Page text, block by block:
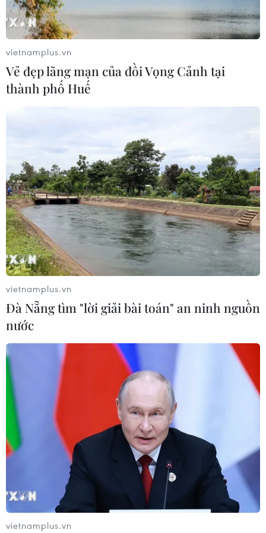
06/08/2026 12:58
Mảnh vỡ tên lửa SpaceX va chạm Mặt
Trăng, dấy lên lo ngại về rác thải vũ
trụ
Lần đầu tiên chụp được bề mặt Mặt
Trời với độ nét chưa từng có
06/08/2026 09:41
Ca vi phẫu ghép da đầu hiếm gặp
giúp bé gái phục hồi sau 10 năm
06/08/2026 07:15
Việt Nam hướng tới làm
chủ 10 công nghệ lõi vào năm 2030
06/08/2026 04:38
Việt Nam và Lào thúc đẩy hợp tác
khoa học
05/08/2026 23:43
Phát triển mô hình AI giải mã “ngôn
ngữ của não bộ”
vietnamplus.vn
Vẻ đẹp lãng mạn của đồi Vọng Cảnh tại
thành phố Huế
vietnamplus.vn
Đà Nẵng tìm "lời giải bài toán" an ninh nguồn
nước
vietnamplus.vn